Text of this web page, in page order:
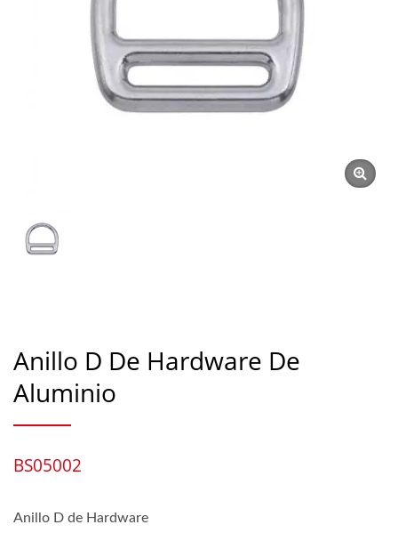
Anillo D De Hardware De
Aluminio
BS05002
Anillo D de Hardware